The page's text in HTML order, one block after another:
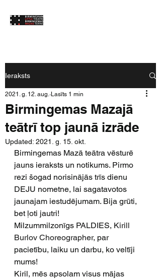
Ieraksts
Birmingemas Mazajā
teātrī top jaunā izrāde
2021. g. 12. aug. Lasīts 1 min
Updated: 2021. g. 15. okt.
Birmingemas Mazā teātra vēsturē
jauns ieraksts un notikums. Pirmo
rezi šogad norisinājās trīs dienu
DEJU nometne, lai sagatavotos
jaunajam iestudējumam. Bija grūti,
bet ļoti jautri!
Milzummilzonīgs PALDIES, Kirill
Burlov Choreographer, par
pacietību, laiku un darbu, ko veltīji
mums!
Kiril, mēs apsolam visus mājas